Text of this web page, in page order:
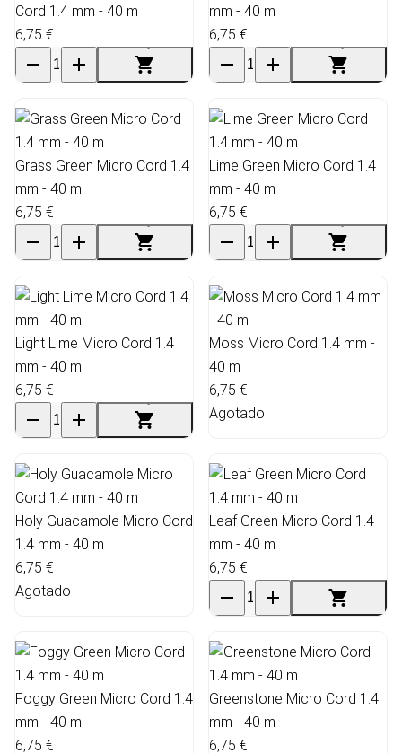
Cord 1.4 mm - 40 m
6,75 €
mm - 40 m
6,75 €
Grass Green Micro Cord 1.4
mm - 40 m
6,75 €
Lime Green Micro Cord 1.4
mm - 40 m
6,75 €
Light Lime Micro Cord 1.4
mm - 40 m
6,75 €
Moss Micro Cord 1.4 mm -
40 m
6,75 €
Agotado
Holy Guacamole Micro Cord
1.4 mm - 40 m
6,75 €
Agotado
Leaf Green Micro Cord 1.4
mm - 40 m
6,75 €
Foggy Green Micro Cord 1.4
mm - 40 m
6,75 €
Greenstone Micro Cord 1.4
mm - 40 m
6,75 €